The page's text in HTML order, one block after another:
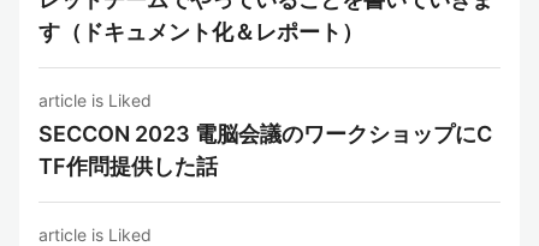
す（ドキュメント化＆レポート）
article is Liked
SECCON 2023 電脳会議のワークショップにC
TF作問提供した話
article is Liked